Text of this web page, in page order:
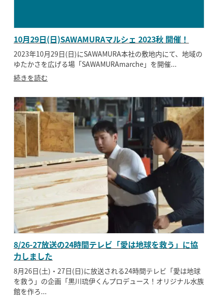
10月29日(日)SAWAMURAマルシェ 2023秋 開催！
2023年10月29日(日)にSAWAMURA本社の敷地内にて、地域の
ゆたかさを広げる場「SAWAMURAmarche」を開催...
続きを読む
8/26-27放送の24時間テレビ「愛は地球を救う」に協
力しました
8月26日(土)・27日(日)に放送される24時間テレビ「愛は地球
を救う」の企画「黒川琉伊くんプロデュース！オリジナル水族
館を作ろ...